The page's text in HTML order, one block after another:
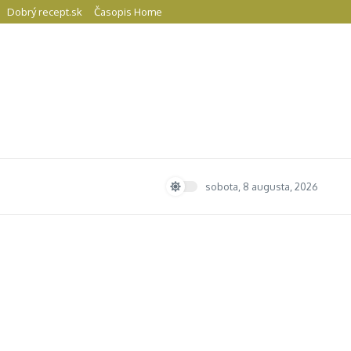
Dobrý recept.sk Časopis Home
sobota, 8 augusta, 2026